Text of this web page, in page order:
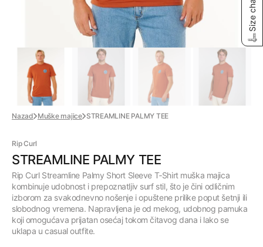
Nazad Muške majice STREAMLINE PALMY TEE
Rip Curl
STREAMLINE PALMY TEE
Rip Curl Streamline Palmy Short Sleeve T‑Shirt muška majica
kombinuje udobnost i prepoznatljiv surf stil, što je čini odličnim
izborom za svakodnevno nošenje i opuštene prilike poput šetnji ili
slobodnog vremena. Napravljena je od mekog, udobnog pamuka
koji omogućava prijatan osećaj tokom čitavog dana i lako se
uklapa u casual outfite.
Size chart